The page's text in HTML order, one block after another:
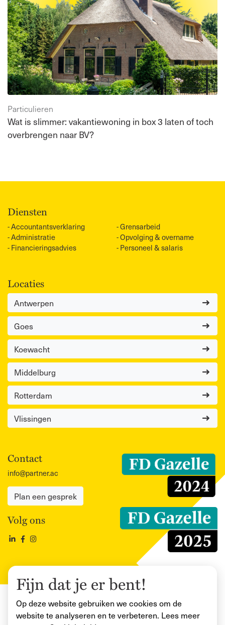
Particulieren
Wat is slimmer: vakantiewoning in box 3 laten of toch
overbrengen naar BV?
Diensten
Accountants­verklaring
Administratie
Financieringsadvies
Grensarbeid
Opvolging & overname
Personeel & salaris
Locaties
Antwerpen
Goes
Koewacht
Middelburg
Rotterdam
Vlissingen
Contact
info@partner.ac
Plan een gesprek
Volg ons
2026 © Alle rechten voorbehouden
Disclaimer
Privacy Klachtenregeling
Klokkenluidersregeling
Samenstellingsverklaring
Verwerkersovereenkomst
Fijn dat je er bent!
Op deze website gebruiken we cookies om de
website te analyseren en te verbeteren. Lees meer